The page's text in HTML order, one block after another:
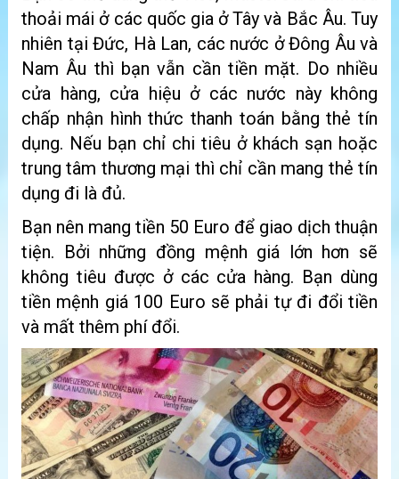
thoải mái ở các quốc gia ở Tây và Bắc Âu. Tuy
nhiên tại Đức, Hà Lan, các nước ở Đông Âu và
Nam Âu thì bạn vẫn cần tiền mặt. Do nhiều
cửa hàng, cửa hiệu ở các nước này không
chấp nhận hình thức thanh toán bằng thẻ tín
dụng. Nếu bạn chỉ chi tiêu ở khách sạn hoặc
trung tâm thương mại thì chỉ cần mang thẻ tín
dụng đi là đủ.
Bạn nên mang tiền 50 Euro để giao dịch thuận
tiện. Bởi những đồng mệnh giá lớn hơn sẽ
không tiêu được ở các cửa hàng. Bạn dùng
tiền mệnh giá 100 Euro sẽ phải tự đi đổi tiền
và mất thêm phí đổi.